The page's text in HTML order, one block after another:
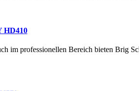
HD410
im professionellen Bereich bieten Brig